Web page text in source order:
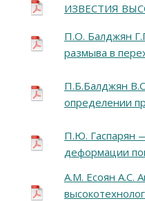
ИЗВЕСТИЯ
П.О. Балджян
размыва в
П.Б.Балджян
определении
П.Ю. Гаспарян
деформации
А.М. Есоян А.С.